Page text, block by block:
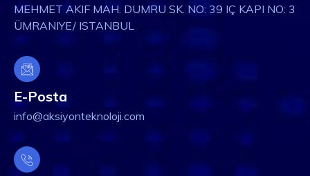
MEHMET AKIF MAH. DUMRU SK. NO: 39 IÇ KAPI NO: 3
ÜMRANIYE/ ISTANBUL
E-Posta
info@aksiyonteknoloji.com